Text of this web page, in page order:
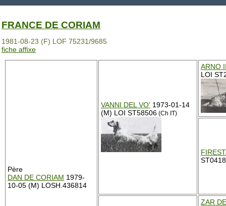
FRANCE DE CORIAM
1981-08-23 (F) LOF 75231/9685
fiche affixe
Père
DAN DE CORIAM 1979-
10-05 (M) LOSH.436814
VANNI DEL VO' 1973-01-14
(M) LOI ST58506 (Ch IT)
ARNO
LOI
ZAR